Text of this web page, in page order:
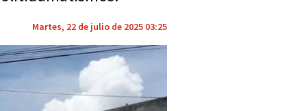
Martes, 22 de julio de 2025 03:25